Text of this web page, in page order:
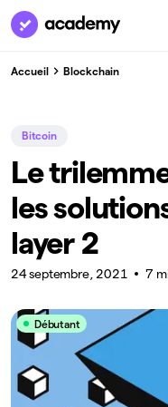
Accueil Blockchain
Bitcoin
Le
les
layer 2
24 septembre, 2021 7
Débutant